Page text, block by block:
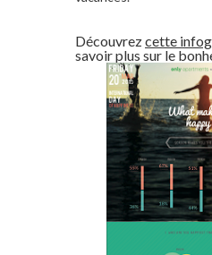
Découvrezcette
savoir plus sur le